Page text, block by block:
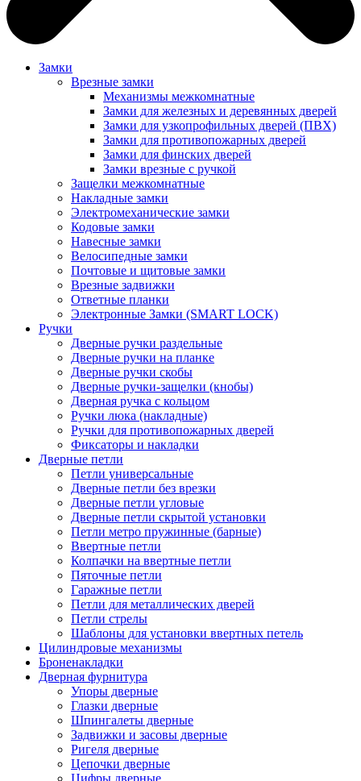
Замки
Врезные замки
Механизмы межкомнатные
Замки для железных и деревянных дверей
Замки для узкопрофильных дверей (ПВХ)
Замки для противопожарных дверей
Замки для финских дверей
Замки врезные с ручкой
Защелки межкомнатные
Накладные замки
Электромеханические замки
Кодовые замки
Навесные замки
Велосипедные замки
Почтовые и щитовые замки
Врезные задвижки
Ответные планки
Электронные Замки (SMART LOCK)
Ручки
Дверные ручки раздельные
Дверные ручки на планке
Дверные ручки скобы
Дверные ручки-защелки (кнобы)
Дверная ручка с кольцом
Ручки люка (накладные)
Ручки для противопожарных дверей
Фиксаторы и накладки
Дверные петли
Петли универсальные
Дверные петли без врезки
Дверные петли угловые
Дверные петли скрытой установки
Петли метро пружинные (барные)
Ввертные петли
Колпачки на ввертные петли
Пяточные петли
Гаражные петли
Петли для металлических дверей
Петли стрелы
Шаблоны для установки ввертных петель
Цилиндровые механизмы
Броненакладки
Дверная фурнитура
Упоры дверные
Глазки дверные
Шпингалеты дверные
Задвижки и засовы дверные
Ригеля дверные
Цепочки дверные
Цифры дверные